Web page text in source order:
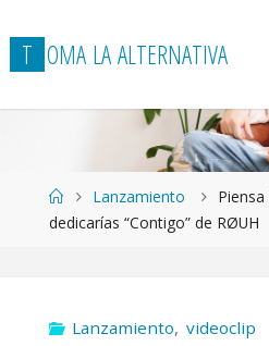
T OMA LAALTERNATIVA
Página
de
Lanzamiento
dedicarías “Contigo” de RØUH
Lanzamiento, videoclip